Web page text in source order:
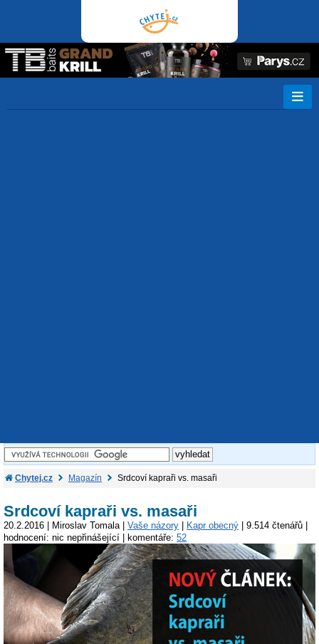
Chytej.cz Magazín Srdcoví kapraři vs. masaři
Srdcoví kapraři vs. masaři
20.2.2016 | Miroslav Tomala | Vaše názory | Kapr obecný | 9.514 čtenářů |
hodnocení: nic nepřinášející | komentáře: 52